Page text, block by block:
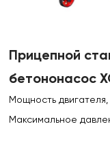
Прицепной
бетононасос
Мощность двигателя,
Максимальное